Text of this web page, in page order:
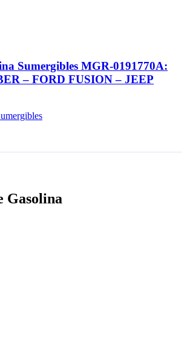
Sumergibles MGR-0191770A:
– FORD FUSION – JEEP
Gasolina